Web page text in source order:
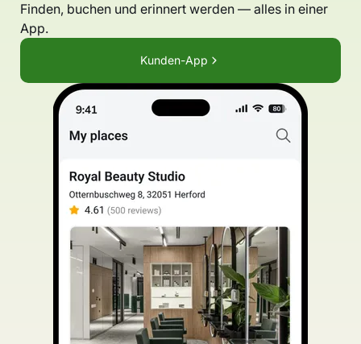
Finden, buchen und erinnert werden — alles in einer
App.
Kunden-App